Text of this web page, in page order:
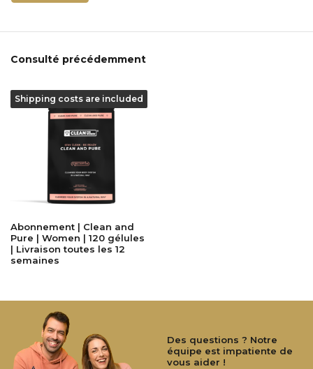
Consulté précédemment
Shipping costs are included
Abonnement | Clean and
Pure | Women | 120 gélules
| Livraison toutes les 12
semaines
Des questions ? Notre
équipe est impatiente de
vous aider !